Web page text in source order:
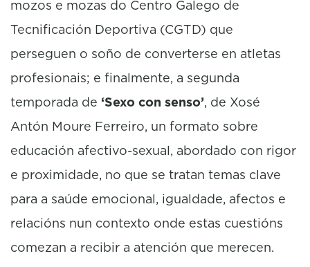
mozos e mozas do Centro Galego de
Tecnificación Deportiva (CGTD) que
perseguen o soño de converterse en atletas
profesionais; e finalmente, a segunda
temporada de ‘Sexo con senso’, de Xosé
Antón Moure Ferreiro, un formato sobre
educación afectivo-sexual, abordado con rigor
e proximidade, no que se tratan temas clave
para a saúde emocional, igualdade, afectos e
relacións nun contexto onde estas cuestións
comezan a recibir a atención que merecen.